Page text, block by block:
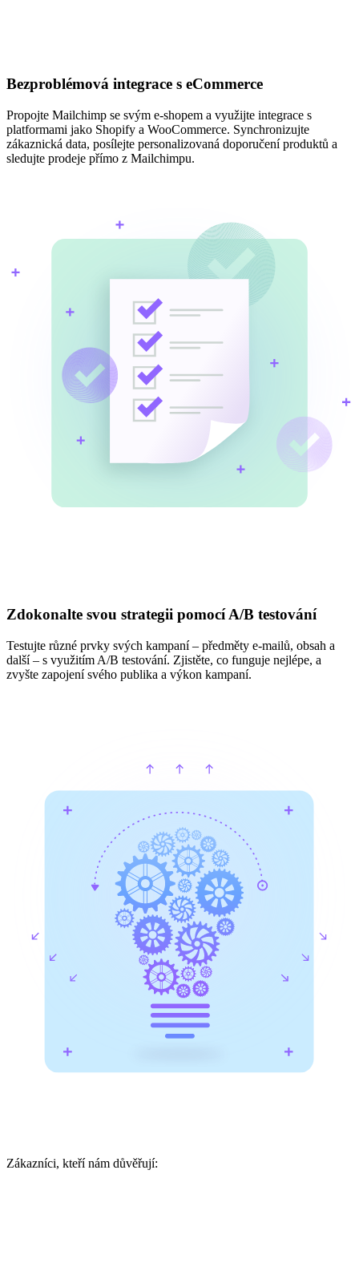
Bezproblémová integrace s eCommerce
Propojte Mailchimp se svým e-shopem a využijte integrace s
platformami jako Shopify a WooCommerce. Synchronizujte
zákaznická data, posílejte personalizovaná doporučení produktů a
sledujte prodeje přímo z Mailchimpu.
Zdokonalte svou strategii pomocí A/B testování
Testujte různé prvky svých kampaní – předměty e-mailů, obsah a
další – s využitím A/B testování. Zjistěte, co funguje nejlépe, a
zvyšte zapojení svého publika a výkon kampaní.
Zákazníci, kteří nám důvěřují: